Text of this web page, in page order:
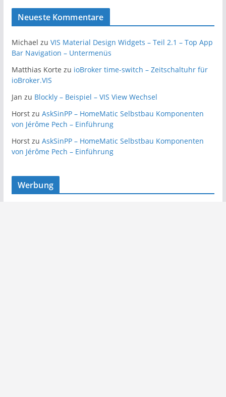
Neueste Kommentare
Michael zu VIS Material Design Widgets – Teil 2.1 – Top App
Bar Navigation – Untermenüs
Matthias Korte zu ioBroker time-switch – Zeitschaltuhr für
ioBroker.VIS
Jan zu Blockly – Beispiel – VIS View Wechsel
Horstzu AskSinPP – HomeMatic Selbstbau Komponenten
von Jérôme Pech – Einführung
Horstzu AskSinPP – HomeMatic Selbstbau Komponenten
von Jérôme Pech – Einführung
Werbung